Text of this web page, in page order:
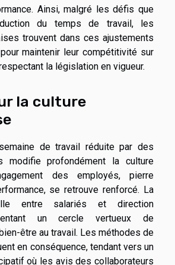
Ainsi, malgré les défis que
du temps de travail, les
trouvent dans ces ajustements
maintenir leur compétitivité sur
la législation en vigueur.
la culture
de travail réduite par des
modifie profondément la culture
des employés, pierre
se retrouve renforcé. La
entre salariés et direction
un cercle vertueux de
être au travail. Les méthodes de
en conséquence, tendant vers un
où les avis des collaborateurs